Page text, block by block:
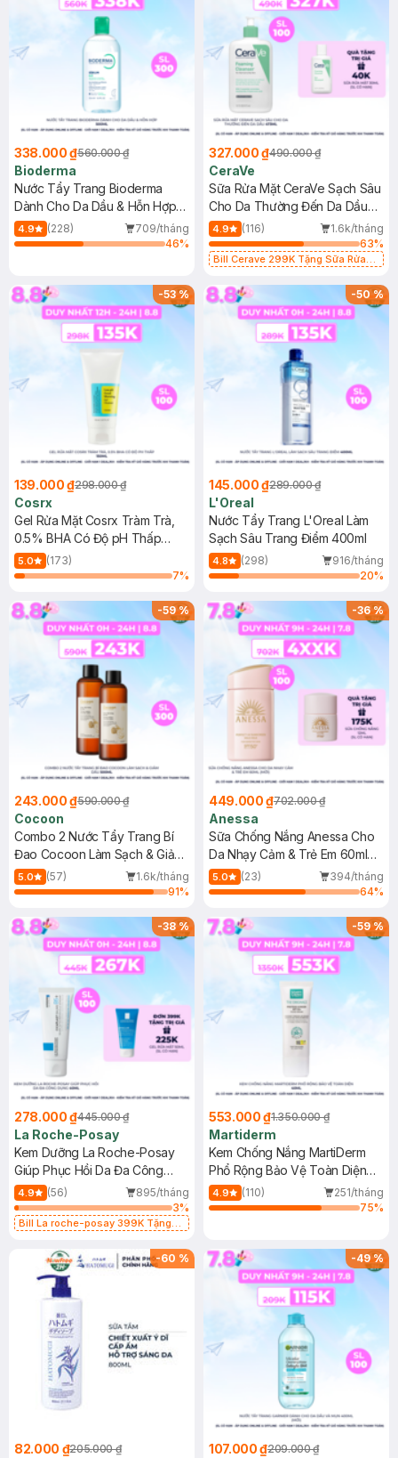
338.000 ₫560.000 ₫
Bioderma
Nước Tẩy Trang Bioderma
Dành Cho Da Dầu & Hỗn Hợp
500ml
4.9 (228)
709/tháng
46%
327.000 ₫490.000 ₫
CeraVe
Sữa Rửa Mặt CeraVe Sạch Sâu
Cho Da Thường Đến Da Dầu
473ml
4.9 (116)
1.6k/tháng
63%
Bill Cerave 299K Tặng Sữa Rửa
-53%
139.000 ₫298.000 ₫
Cosrx
Gel Rửa Mặt Cosrx Tràm Trà,
0.5% BHA Có Độ pH Thấp
150ml
5.0
(173)
7%
-50%
145.000 ₫289.000 ₫
L'Oreal
Nước Tẩy Trang L'Oreal Làm
Sạch Sâu Trang Điểm 400ml
4.8 (298)
916/tháng
20%
-59%
243.000 ₫590.000 ₫
Cocoon
Combo 2 Nước Tẩy Trang Bí
Đao Cocoon Làm Sạch & Giảm
Dầu 500ml
5.0 (57)
1.6k/tháng
91%
-36%
449.000 ₫702.000 ₫
Anessa
Sữa Chống Nắng Anessa Cho
Da Nhạy Cảm & Trẻ Em 60ml
(Mới)
5.0 (23)
394/tháng
64%
-38%
278.000 ₫445.000 ₫
La Roche-Posay
Kem Dưỡng La Roche-Posay
Giúp Phục Hồi Da Đa Công
Dụng 40ml
4.9 (56)
895/tháng
3%
Bill La roche-posay 399K Tặng
(SL có hạn)
-59%
553.000 ₫1.350.000 ₫
Martiderm
Kem Chống Nắng MartiDerm
Phổ Rộng Bảo Vệ Toàn Diện
40ml
4.9 (110)
251/tháng
75%
-60 %
82.000 ₫205.000 ₫
-49%
107.000 ₫209.000 ₫